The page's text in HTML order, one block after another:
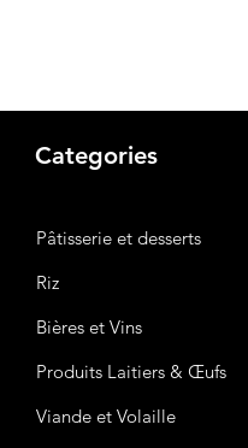
Categories
Pâtisserie et desserts
Riz
Bièreset Vins
Produits Laitiers & Œufs
Viande et Volaille